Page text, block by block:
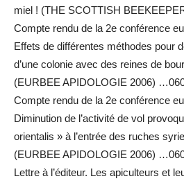
miel ! (THE SCOTTISH
Compte rendu de la 2e conférence
Effets de différentes méthodes pour
d’une colonie avec des reines de
(EURBEE APIDOLOGIE 2006)
Compte rendu de la 2e conférence
Diminution de l’activité de vol
orientalis » à l’entrée des ruches
(EURBEE APIDOLOGIE 2006)
Lettre à l’éditeur. Les apiculteurs et